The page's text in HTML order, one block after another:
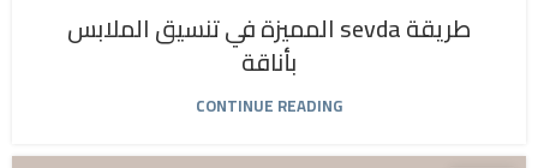
طريقة sevda المميزة في تنسيق الملابس
بأناقة
CONTINUE READING